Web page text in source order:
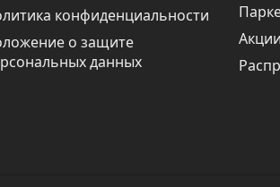
конфиденциальности
о защите
данных